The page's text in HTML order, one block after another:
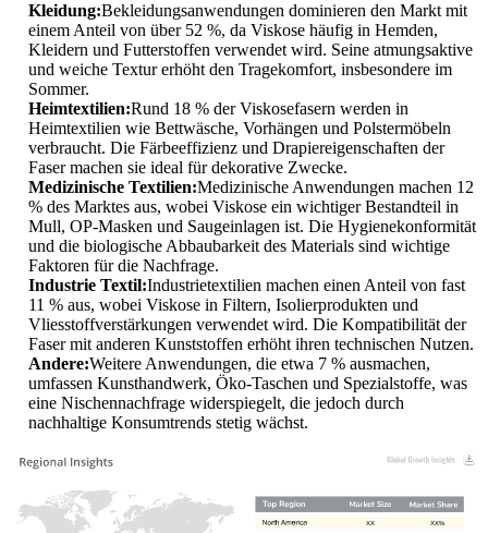
Kleidung:Bekleidungsanwendungen dominieren den Markt mit
einem Anteil von über 52 %, da Viskose häufig in Hemden,
Kleidern und Futterstoffen verwendet wird. Seine atmungsaktive
und weiche Textur erhöht den Tragekomfort, insbesondere im
Sommer.
Heimtextilien:Rund 18 % der Viskosefasern werden in
Heimtextilien wie Bettwäsche, Vorhängen und Polstermöbeln
verbraucht. Die Färbeeffizienz und Drapiereigenschaften der
Faser machen sie ideal für dekorative Zwecke.
Medizinische Textilien:Medizinische Anwendungen machen 12
% des Marktes aus, wobei Viskose ein wichtiger Bestandteil in
Mull, OP-Masken und Saugeinlagen ist. Die Hygienekonformität
und die biologische Abbaubarkeit des Materials sind wichtige
Faktoren für die Nachfrage.
Industrie Textil:Industrietextilien machen einen Anteil von fast
11 % aus, wobei Viskose in Filtern, Isolierprodukten und
Vliesstoffverstärkungen verwendet wird. Die Kompatibilität der
Faser mit anderen Kunststoffen erhöht ihren technischen Nutzen.
Andere:Weitere Anwendungen, die etwa 7 % ausmachen,
umfassen Kunsthandwerk, Öko-Taschen und Spezialstoffe, was
eine Nischennachfrage widerspiegelt, die jedoch durch
nachhaltige Konsumtrends stetig wächst.
XX%
XX